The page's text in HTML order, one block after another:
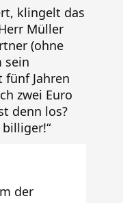
klingelt das
Müller
(ohne
sein
fünf Jahren
zwei Euro
denn los?
der